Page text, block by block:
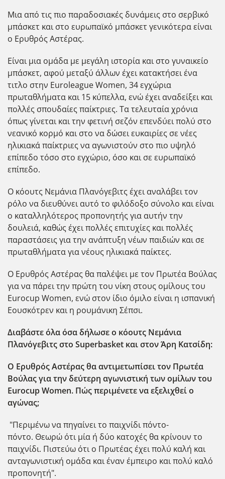
Μια από τις πιο παραδοσιακές δυνάμεις στο σερβικό
μπάσκετ και στο ευρωπαϊκό μπάσκετ γενικότερα είναι
ο Ερυθρός Αστέρας.
Είναι μια ομάδα με μεγάλη ιστορία και στο γυναικείο
μπάσκετ, αφού μεταξύ άλλων έχει κατακτήσει ένα
τιτλο στην Euroleague Women, 34 εγχώρια
πρωταθλήματα και 15 κύπελλα, ενώ έχει αναδείξει και
πολλές σπουδαίες παίκτριες. Τα τελευταία χρόνια
όπως γίνεται και την φετινή σεζόν επενδύει πολύ στο
νεανικό κορμό και στο να δώσει ευκαιρίες σε νέες
ηλικιακά παίκτριες να αγωνιστούν στο πιο υψηλό
επίπεδο τόσο στο εγχώριο, όσο και σε ευρωπαϊκό
επίπεδο.
Ο κόουτς Νεμάνια Πλανόγεβιτς έχει αναλάβει τον
ρόλο να διευθύνει αυτό το φιλόδοξο σύνολο και είναι
ο καταλληλότερος προπονητής για αυτήν την
δουλειά, καθώς έχει πολλές επιτυχίες και πολλές
παραστάσεις για την ανάπτυξη νέων παιδιών και σε
πρωταθλήματα για νέους ηλικιακά παίκτες.
Ο Ερυθρός Αστέρας θα παλέψει με τον Πρωτέα Βούλας
για να πάρει την πρώτη του νίκη στους ομίλους του
Eurocup Women, ενώ στον ίδιο όμιλο είναι η ισπανική
Εουσκότρεν και η ρουμάνικη Σέπσι.
Διαβάστε όλα όσα δήλωσε ο κόουτς Νεμάνια
Πλανόγεβιτς στο Superbasket και στον Άρη Κατσίδη:
Ο Ερυθρός Αστέρας θα αντιμετωπίσει τον Πρωτέα
Βούλας για την δεύτερη αγωνιστική των ομίλων του
Eurocup Women. Πώς περιμένετε να εξελιχθεί ο
αγώνας;
"Περιμένω να πηγαίνει το παιχνίδι πόντο-
πόντο. Θεωρώ ότι μία ή δύο κατοχές θα κρίνουν το
παιχνίδι. Πιστεύω ότι ο Πρωτέας έχει πολύ καλή και
ανταγωνιστική ομάδα και έναν έμπειρο και πολύ καλό
προπονητή".